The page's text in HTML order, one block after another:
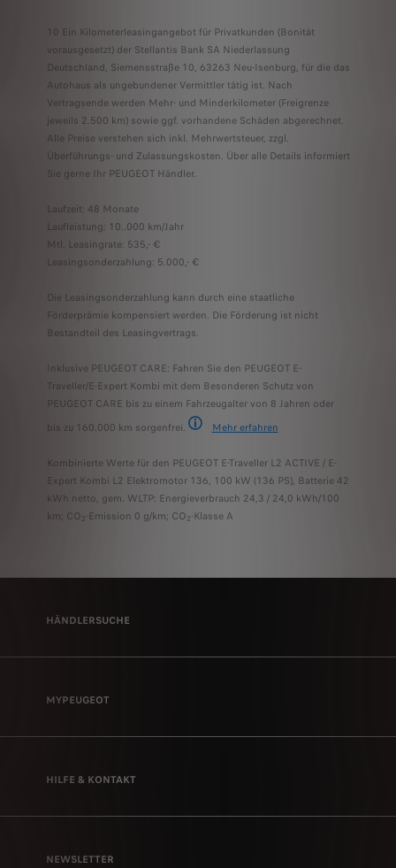
10 Ein Kilometerleasingangebot für Privatkunden (Bonität
vorausgesetzt) der Stellantis Bank SA Niederlassung
Deutschland, Siemensstraße 10, 63263 Neu-Isenburg, für die das
Autohaus als ungebundener Vermittler tätig ist. Nach
Vertragsende werden Mehr- und Minderkilometer (Freigrenze
jeweils 2.500 km) sowie ggf. vorhandene Schäden abgerechnet.
Alle Preise verstehen sich inkl. Mehrwertsteuer, zzgl.
Überführungs- und Zulassungskosten. ​Über alle Details informiert
Sie gerne Ihr PEUGEOT Händler.
Laufzeit: 48 Monate
Laufleistung: 10..000 km/Jahr
Mtl. Leasingrate: 535,- €
Leasingsonderzahlung: 5.000,- €
Die Leasingsonderzahlung kann durch eine staatliche
Förderprämie kompensiert werden. Die Förderung ist nicht
Bestandteil des Leasingvertrags.
Inklusive PEUGEOT CARE: Fahren Sie den PEUGEOT E-
Traveller/E-Expert Kombi mit dem Besonderen Schutz von
PEUGEOT CARE bis zu einem Fahrzeugalter von 8 Jahren oder
bis zu 160.000 km sorgenfrei.
Mehr erfahren
Kombinierte Werte für den PEUGEOT E-Traveller L2 ACTIVE / E-
Expert Kombi L2 Elektromotor 136, 100 kW (136 PS), Batterie 42
kWh netto, gem. WLTP: Energieverbrauch 24,3 / 24,0 kWh/100
km; CO2-Emission 0 g/km; CO2-Klasse A
HÄNDLERSUCHE
MYPEUGEOT
HILFE & KONTAKT
NEWSLETTER